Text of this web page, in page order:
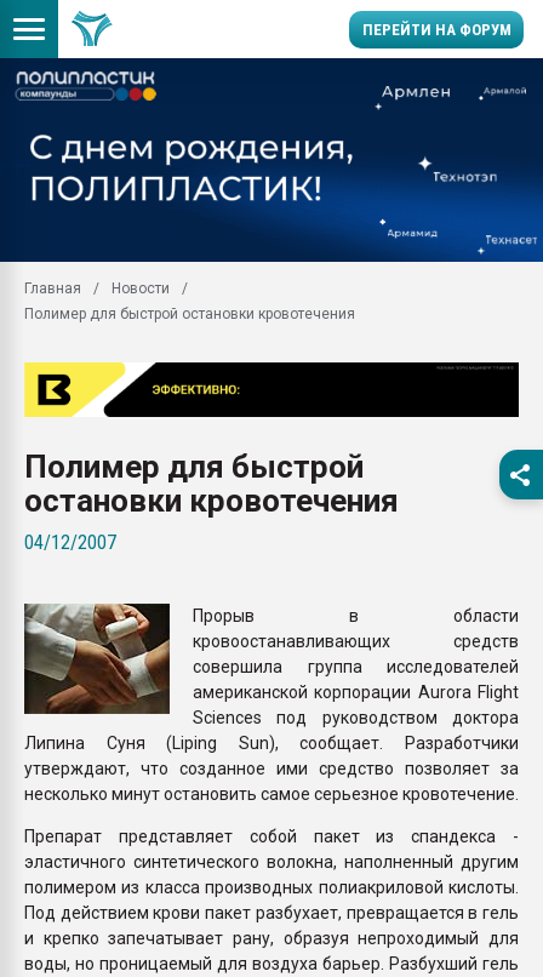
ПЕРЕЙТИ НА ФОРУМ
Вакуум-формовочные
28.07.2026
бутылок
Материал
вакуумного
ПЕРЕЙТИ НА
Главная
Новости
Полимер для быстрой остановки кровотечения
Полимер для быстрой
остановки кровотечения
04/12/2007
Прорыв в области
кровоостанавливающих средств
совершила группа исследователей
американской корпорации Aurora Flight
Sciences под руководством доктора
Липина Суня (Liping Sun), сообщает. Разработчики
утверждают, что созданное ими средство позволяет за
несколько минут остановить самое серьезное кровотечение.
Препарат представляет собой пакет из спандекса -
эластичного синтетического волокна, наполненный другим
полимером из класса производных полиакриловой кислоты.
Под действием крови пакет разбухает, превращается в гель
и крепко запечатывает рану, образуя непроходимый для
воды, но проницаемый для воздуха барьер. Разбухший гель